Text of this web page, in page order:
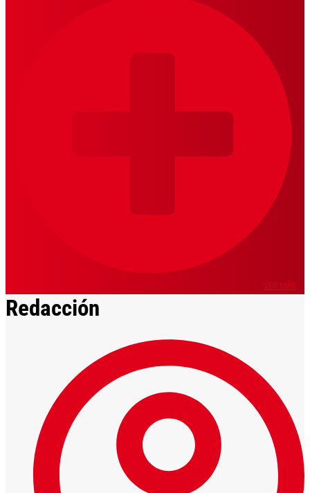
VER MÁS
Redacción